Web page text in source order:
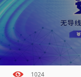
1024